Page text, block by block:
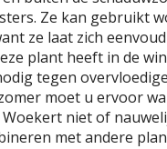
Ze kan gebruikt
ze laat zich
plant heeft in de
tegen
moet u ervoor
niet of
met andere